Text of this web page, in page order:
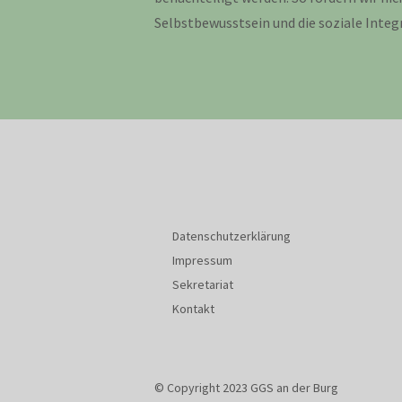
Selbstbewusstsein und die soziale
Datenschutzerklärung
Impressum
Sekretariat
Kontakt
© Copyright 2023 GGS an der Burg